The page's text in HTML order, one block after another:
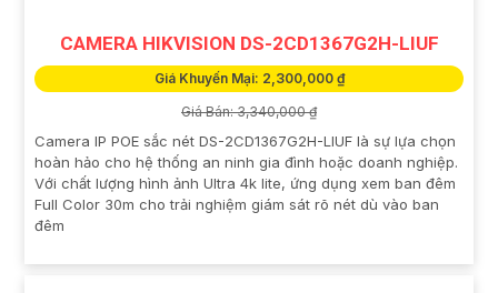
CAMERA HIKVISION DS-2CD1367G2H-LIUF
Giá Khuyến Mại: 2,300,000 ₫
Giá Bán: 3,340,000 ₫
Camera IP POE sắc nét DS-2CD1367G2H-LIUF là sự lựa chọn
hoàn hảo cho hệ thống an ninh gia đình hoặc doanh nghiệp.
Với chất lượng hình ảnh Ultra 4k lite, ứng dụng xem ban đêm
Full Color 30m cho trải nghiệm giám sát rõ nét dù vào ban
đêm